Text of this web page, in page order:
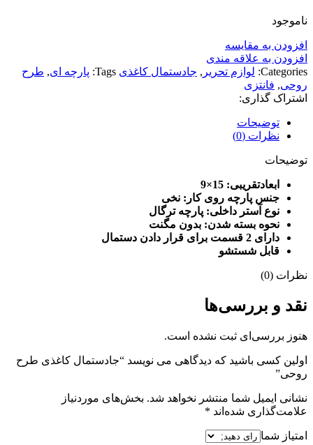
ناموجود
افزودن به مقایسه
افزودن به علاقه مندی
Categories: لوازم تحریر , جادستمال کاغذی Tags: پارچه ای, طرح
روحی, فانتزی
اشتراک گذاری:
توضیحات
نظرات (0)
توضیحات
ابعادتقریبی: 15×9
جنس پارچه روی کار: نخی
نوع آستر داخلی: پارچه ترگال
نحوه بسته شدن: بدون مگنت
دارای 2 قسمت برای قرار دادن دستمال
قابل شستشو
نظرات (0)
نقد و بررسی‌ها
هنوز بررسی‌ای ثبت نشده است.
اولین کسی باشید که دیدگاهی می نویسد “جادستمال کاغذی طرح
روحی”
نشانی ایمیل شما منتشر نخواهد شد. بخش‌های موردنیاز
علامت‌گذاری شده‌اند *
امتیاز شما